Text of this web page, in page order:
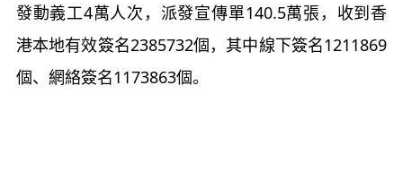
發動義工4萬人次，派發宣傳單140.5萬張，收到香
港本地有效簽名2385732個，其中線下簽名1211869
個、網絡簽名1173863個。